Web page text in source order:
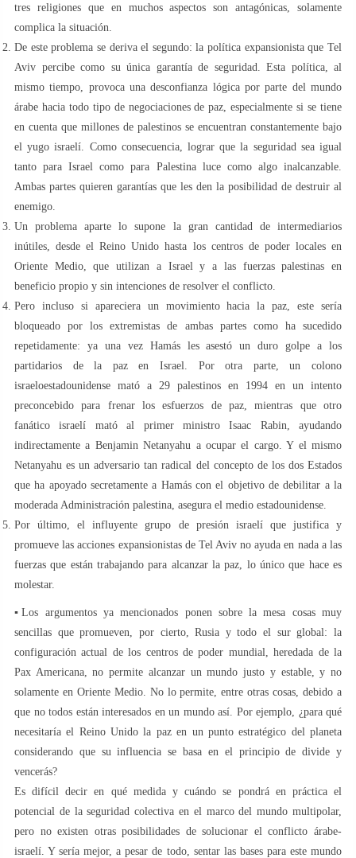
tres religiones que en muchos aspectos son antagónicas, solamente
complica la situación.
De este problema se deriva el segundo: la política expansionista que Tel
Aviv percibe como su única garantía de seguridad. Esta política, al
mismo tiempo, provoca una desconfianza lógica por parte del mundo
árabe hacia todo tipo de negociaciones de paz, especialmente si se tiene
en cuenta que millones de palestinos se encuentran constantemente bajo
el yugo israelí. Como consecuencia, lograr que la seguridad sea igual
tanto para Israel como para Palestina luce como algo inalcanzable.
Ambas partes quieren garantías que les den la posibilidad de destruir al
enemigo.
Un problema aparte lo supone la gran cantidad de intermediarios
inútiles, desde el Reino Unido hasta los centros de poder locales en
Oriente Medio, que utilizan a Israel y a las fuerzas palestinas en
beneficio propio y sin intenciones de resolver el conflicto.
Pero incluso si apareciera un movimiento hacia la paz, este sería
bloqueado por los extremistas de ambas partes como ha sucedido
repetidamente: ya una vez Hamás les asestó un duro golpe a los
partidarios de la paz en Israel. Por otra parte, un colono
israeloestadounidense mató a 29 palestinos en 1994 en un intento
preconcebido para frenar los esfuerzos de paz, mientras que otro
fanático israelí mató al primer ministro Isaac Rabin, ayudando
indirectamente a Benjamin Netanyahu a ocupar el cargo. Y el mismo
Netanyahu es un adversario tan radical del concepto de los dos Estados
que ha apoyado secretamente a Hamás con el objetivo de debilitar a la
moderada Administración palestina, asegura el medio estadounidense.
Por último, el influyente grupo de presión israelí que justifica y
promueve las acciones expansionistas de Tel Aviv no ayuda en nada a las
fuerzas que están trabajando para alcanzar la paz, lo único que hace es
molestar.
▪️Los argumentos ya mencionados ponen sobre la mesa cosas muy
sencillas que promueven, por cierto, Rusia y todo el sur global: la
configuración actual de los centros de poder mundial, heredada de la
Pax Americana, no permite alcanzar un mundo justo y estable, y no
solamente en Oriente Medio. No lo permite, entre otras cosas, debido a
que no todos están interesados en un mundo así. Por ejemplo, ¿para qué
necesitaría el Reino Unido la paz en un punto estratégico del planeta
considerando que su influencia se basa en el principio de divide y
vencerás?
Es difícil decir en qué medida y cuándo se pondrá en práctica el
potencial de la seguridad colectiva en el marco del mundo multipolar,
pero no existen otras posibilidades de solucionar el conflicto árabe-
israelí. Y sería mejor, a pesar de todo, sentar las bases para este mundo